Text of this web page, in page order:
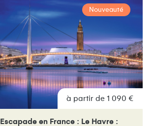
Nouveauté
à partir de 1 090 €
Escapade en France : Le Havre :